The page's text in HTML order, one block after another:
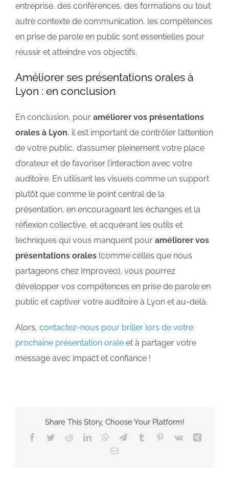
entreprise, des conférences, des formations ou tout
autre contexte de communication, les compétences
en prise de parole en public sont essentielles pour
réussir et atteindre vos objectifs.
Améliorer ses présentations orales à
Lyon : en conclusion
En conclusion, pour améliorer vos présentations
orales à Lyon, il est important de contrôler l’attention
de votre public, d’assumer pleinement votre place
d’orateur et de favoriser l’interaction avec votre
auditoire. En utilisant les visuels comme un support
plutôt que comme le point central de la
présentation, en encourageant les échanges et la
réflexion collective, et acquérant les outils et
techniques qui vous manquent pour améliorer vos
présentations orales (comme celles que nous
partageons chez Improveo), vous pourrez
développer vos compétences en prise de parole en
public et captiver votre auditoire à Lyon et au-delà.
Alors, contactez-nous pour briller lors de votre
prochaine présentation orale et à partager votre
message avec impact et confiance !
Share This Story, Choose Your Platform!
Facebook
TwitterRedditLinkedInWhatsApp
TelegramTumblr Pinterest
Vk
Email